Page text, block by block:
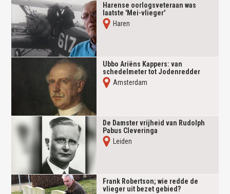
Harense oorlogsveteraan was
laatste 'Mei-vlieger'
Haren
Ubbo Ariëns Kappers: van
schedelmeter tot Jodenredder
Amsterdam
De Damster vrijheid van Rudolph
Pabus Cleveringa
Leiden
Frank Robertson; wie redde de
vlieger uit bezet gebied?